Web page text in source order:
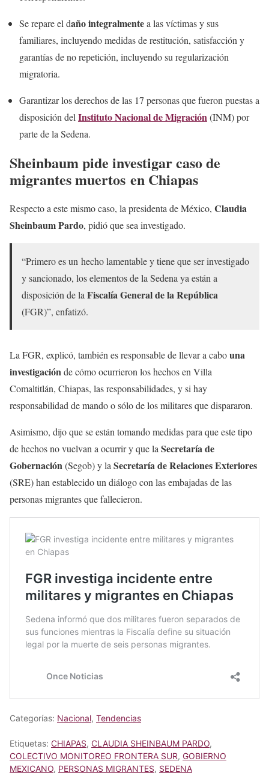
Se repare el daño integralmentea las víctimas y sus
familiares, incluyendo medidas de restitución, satisfacción y
garantías de no repetición, incluyendo su regularización
migratoria.
Garantizar los derechos de las 17 personas que fueron puestas a
disposición del Instituto Nacional de Migración(INM) por
parte de la Sedena.
Sheinbaum pide investigar caso de
migrantes muertos en Chiapas
Respecto a este mismo caso, la presidenta de México, Claudia
Sheinbaum Pardo, pidió que sea investigado.
“Primero es un hecho lamentable y tiene que ser investigado
y sancionado, los elementos de la Sedena ya están a
disposición de la Fiscalía General de la República
(FGR)”, enfatizó.
La FGR, explicó, también es responsable de llevar a cabouna
investigaciónde cómo ocurrieron los hechos en Villa
Comaltitlán, Chiapas, las responsabilidades, y si hay
responsabilidad de mando o sólo de los militares que dispararon.
Asimismo, dijo que se están tomando medidas para que este tipo
de hechos no vuelvan a ocurrir y que la Secretaría de
Gobernación(Segob) y la Secretaría de Relaciones Exteriores
(SRE) han establecido un diálogo con las embajadas de las
personas migrantes que fallecieron.
Categorías: Nacional, Tendencias
Etiquetas: CHIAPAS, CLAUDIA SHEINBAUM PARDO,
COLECTIVO MONITOREO FRONTERA SUR, GOBIERNO
MEXICANO, PERSONAS MIGRANTES, SEDENA